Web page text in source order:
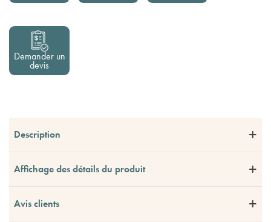
Demander un
devis
Description
Affichage des détails du produit
Avis clients